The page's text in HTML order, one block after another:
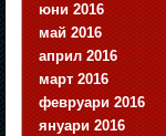
юни 2016
май 2016
април 2016
март 2016
февруари 2016
януари 2016